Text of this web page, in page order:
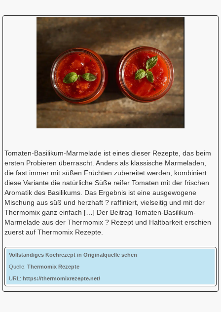
Tomaten-Basilikum-Marmelade ist eines dieser Rezepte, das beim
ersten Probieren überrascht. Anders als klassische Marmeladen,
die fast immer mit süßen Früchten zubereitet werden, kombiniert
diese Variante die natürliche Süße reifer Tomaten mit der frischen
Aromatik des Basilikums. Das Ergebnis ist eine ausgewogene
Mischung aus süß und herzhaft ? raffiniert, vielseitig und mit der
Thermomix ganz einfach […] Der Beitrag Tomaten-Basilikum-
Marmelade aus der Thermomix ? Rezept und Haltbarkeit erschien
zuerst auf Thermomix Rezepte.
Vollstandiges Kochrezept in Originalquelle sehen
Quelle: Thermomix Rezepte
URL: https://thermomixrezepte.net/